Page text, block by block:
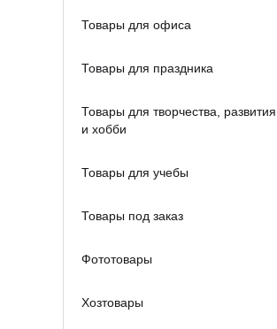
Товары для офиса
Товары для праздника
Товары для творчества, развития
и хобби
Товары для учебы
Товары под заказ
Фототовары
Хозтовары